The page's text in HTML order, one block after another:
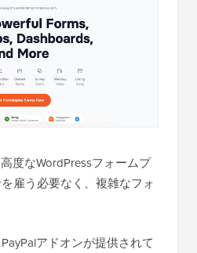
度なWordPressフォームプ
雇う必要なく、複雑なフォ
アドオンが提供されて